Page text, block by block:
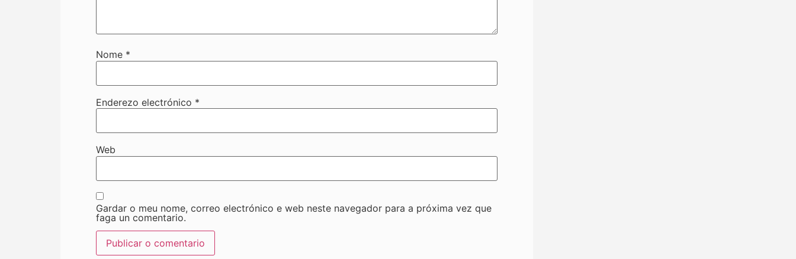
Nome *
Enderezo electrónico *
Web
Gardar o meu nome, correo electrónico e web neste navegador para a próxima vez que
faga un comentario.